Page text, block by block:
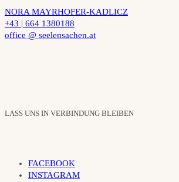
NORA MAYRHOFER-KADLICZ
+43 | 664 1380188
office @ seelensachen.at
LASS UNS IN VERBINDUNG BLEIBEN
FACEBOOK
INSTAGRAM